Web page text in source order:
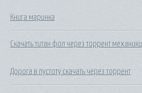
Книга маринка
Скачать титан фол через торрент механики
Дорога в пустоту скачать через торрент